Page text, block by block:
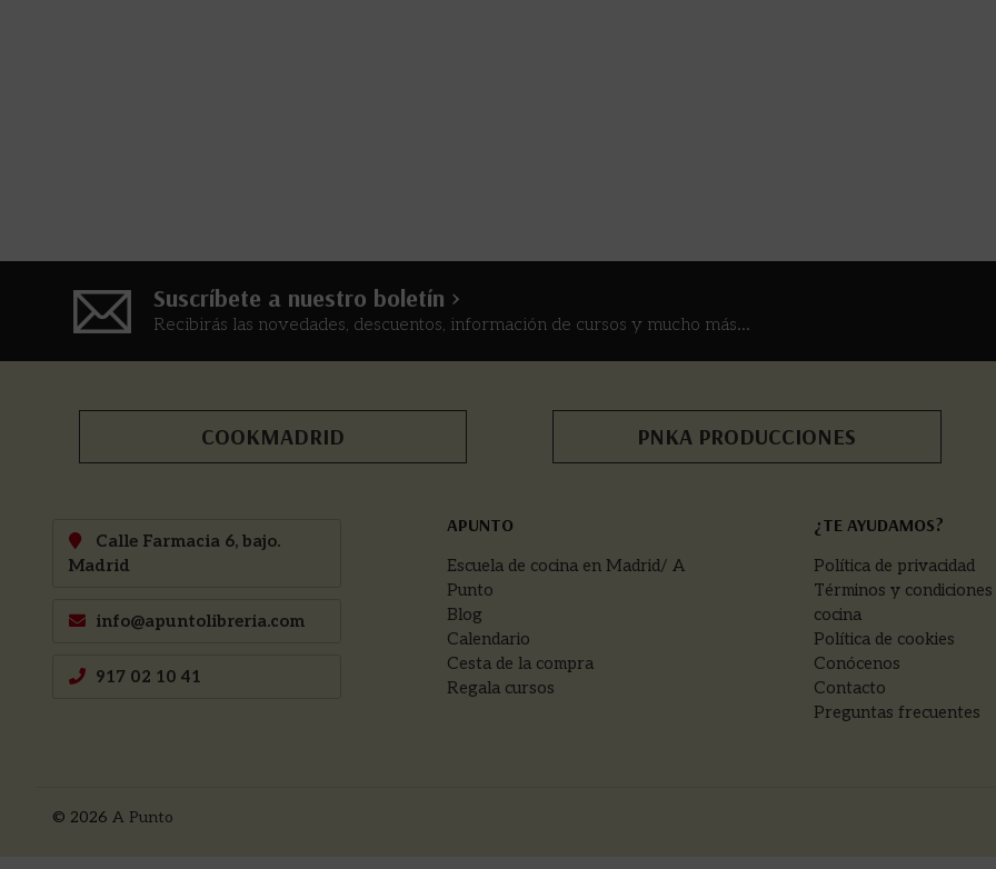
Suscríbete a nuestro boletín >
Recibirás las novedades, descuentos, información de cursos y mucho más...
COOKMADRID PNKA PRODUCCIONES
Calle Farmacia 6, bajo.
Madrid
info@apuntolibreria.com
917 02 10 41
APUNTO
Escuela de cocina en Madrid/ A
Punto
Blog
Calendario
Cesta de la compra
Regala cursos
¿TE AYUDAMOS?
Política de privacidad
Términos y
cocina
Política de cookies
Conócenos
Contacto
Preguntas frecuentes
© 2026 A Punto